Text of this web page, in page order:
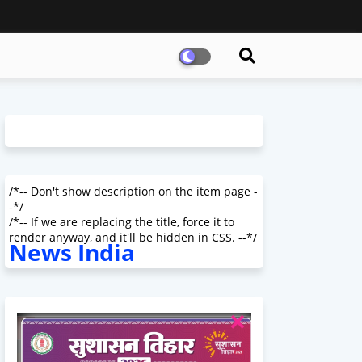
/*-- Don't show description on the item page -
-*/
/*-- If we are replacing the title, force it to
render anyway, and it'll be hidden in CSS. --*/
News India